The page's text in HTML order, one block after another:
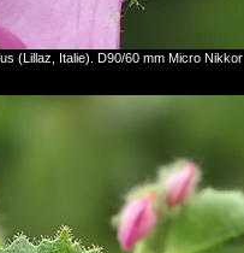
(Lillaz, Italie). D90/60 mm Micro Nikkor